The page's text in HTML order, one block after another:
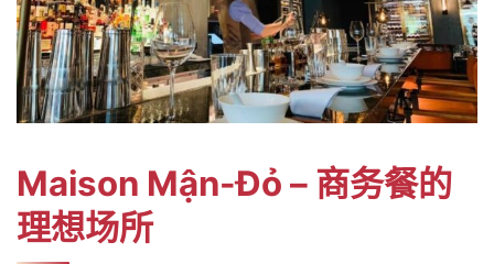
Maison Mận-Đỏ – 商务餐的
理想场所